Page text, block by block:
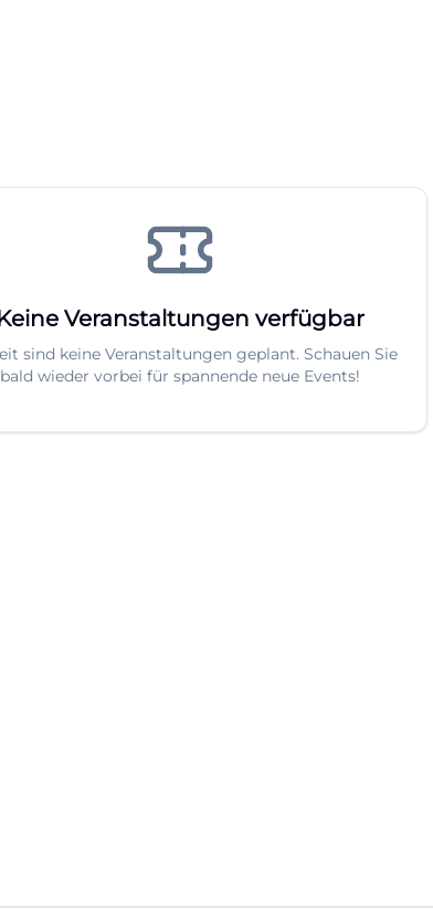
Veranstaltungen verfügbar
sind keine Veranstaltungen geplant. Schauen Sie
bald wieder vorbei für spannende neue Events!